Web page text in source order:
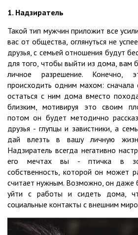
1. Надзиратель
Такой тип мужчин приложит все
вас от общества, оглянуться не
друзья, с семьей отношения будут
для того, чтобы выйти из дома, вам
личное разрешение.
происходить одним махом: сначала
остаться с ним дома вместо
близким, мотивируя это своим
потом он будет методично
друзья - глупцы и завистники, а
дай влезть в вашу личную
Надзиратель всегда негативно
его мечтах вы - птичка в
собственность, которой он может
считает нужным. Возможно, он даже
уйти с работы и сидеть дома,
социальные контакты с внешним